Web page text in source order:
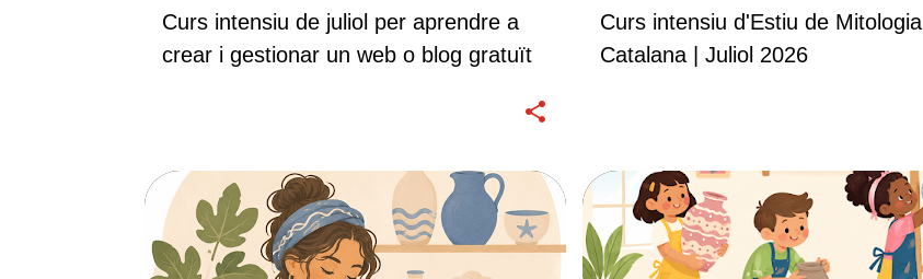
Curs intensiu de juliol per aprendre a
crear i gestionar un web o blog gratuït
Curs intensiu d'Estiu de Mitologia
Catalana | Juliol 2026
CURSOS CURSOS